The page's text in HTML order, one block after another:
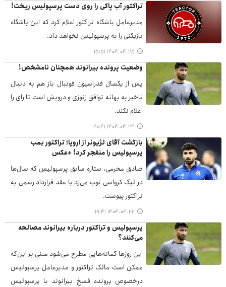
تراکتور آب پاکی را روی دست پرسپولیس ریخت!
مدیرعامل باشگاه تراکتور اعلام کرد که این باشگاه
بازیکنی را به پرسپولیس نخواهد داد.
۱۴۰۴-۰۴-۲۵ ۱۵:۵۱
وضعیت پرونده بیرانوند همچنان نامشخص!
پس از یکسال فدراسیون فوتبال باز هم به دنبال
تاخیر به بهانه توافق زنوزی و درویش است تا رای را
اعلام نکند.
۱۴۰۴-۰۴-۲۴ ۲۰:۴۱
بازگشت آقای لژیونر از اروپا؛ تراکتور بمب
پرسپولیس را منفجر کرد! +عکس
صادق محرمی، ستاره سابق پرسپولیس که سال‌ها
در لیگ کرواسی توپ می‌زد با عقد قرارداد رسمی به
تراکتور پیوست.
۱۴۰۴-۰۴-۲۲ ۱۹:۴۱
پرسپولیس و تراکتور درباره بیرانوند مصالحه
می‌کنند؟
این روزها گمانه‌هایی مطرح می‌شود مبنی بر این‌که
ممکن است مالک تراکتور و مدیرعامل پرسپولیس
درخصوص پرونده فسخ بیرانوند با پرسپولیس